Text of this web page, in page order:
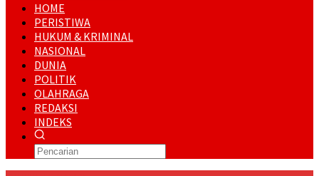
HOME
PERISTIWA
HUKUM & KRIMINAL
NASIONAL
DUNIA
POLITIK
OLAHRAGA
REDAKSI
INDEKS